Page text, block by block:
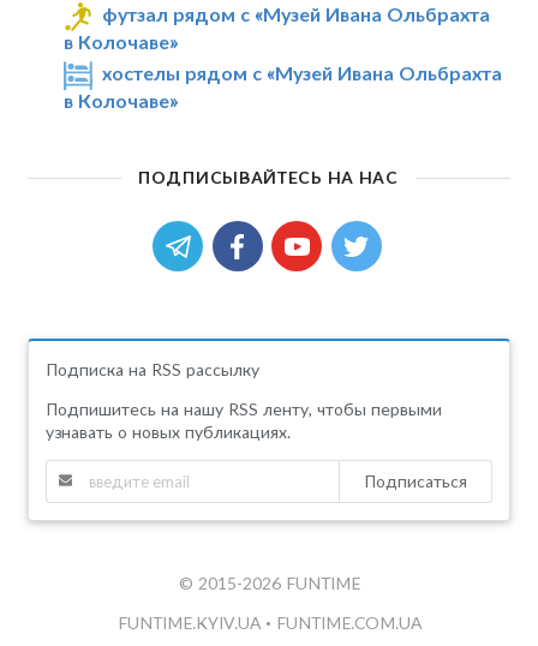
футзал рядом с «Музей Ивана Ольбрахта
в Колочаве»
хостелы рядом с «Музей Ивана Ольбрахта
в Колочаве»
ПОДПИСЫВАЙТЕСЬ НА НАС
Подписка на RSS рассылку
Подпишитесь на нашу RSS ленту, чтобы первыми
узнавать о новых публикациях.
Подписаться
© 2015-2026 FUNTIME
FUNTIME.KYIV.UA • FUNTIME.COM.UA